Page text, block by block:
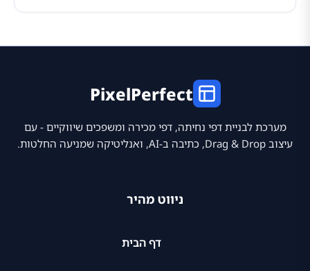
PixelPerfect
מערכת לבניית דפי נחיתה, דפי מכירה ומשפכים שיווקיים - עם
עיצוב Drag & Drop, כתיבה ב-AI, ואנליטיקה שמניעה החלטות.
ניווט מהיר
דף הבית